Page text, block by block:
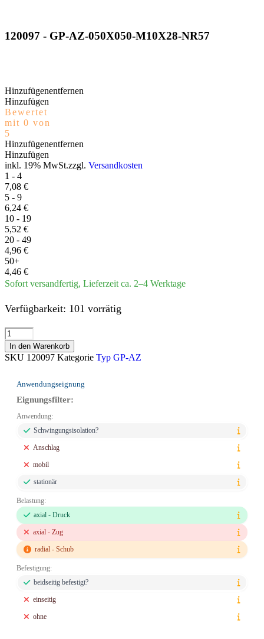
120097 - GP-AZ-050X050-M10X28-NR57
Hinzufügenentfernen
Hinzufügen
Bewertet
mit 0 von
5
Hinzufügenentfernen
Hinzufügen
inkl. 19% MwSt.zzgl. Versandkosten
1 - 4
7,08 €
5 - 9
6,24 €
10 - 19
5,52 €
20 - 49
4,96 €
50+
4,46 €
Sofort versandfertig, Lieferzeit ca. 2–4 Werktage
Verfügbarkeit: 101 vorrätig
In den Warenkorb
SKU 120097 Kategorie Typ GP-AZ
Anwendungseignung
Eignungsfilter:
Anwendung:
Schwingungsisolation?
Anschlag
mobil
stationär
Belastung:
axial - Druck
axial - Zug
radial - Schub
Befestigung:
beidseitig befestigt?
einseitig
ohne